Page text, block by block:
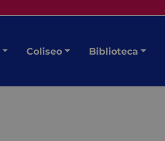
Coliseo Biblioteca